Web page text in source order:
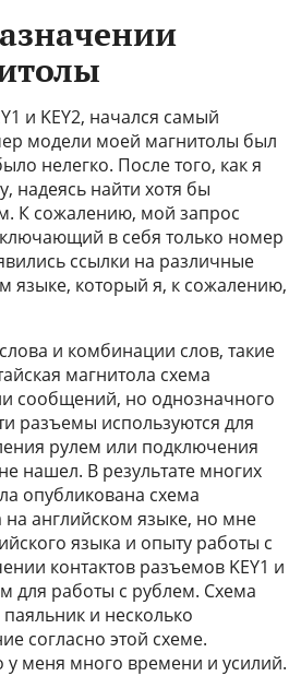
и KEY2, начался самый
модели моей магнитолы был
нелегко. После того, как я
надеясь найти хотя бы
К сожалению, мой запрос
в себя только номер
ссылки на различные
языке, который я, к сожалению,
и комбинации слов, такие
магнитола схема
сообщений, но однозначного
разъемы используются для
рулем или подключения
нашел. В результате многих
опубликована схема
английском языке, но мне
языка и опыту работы с
контактов разъемов KEY1 и
для работы с рублем. Схема
и несколько
согласно этой схеме.
меня много времени и усилий.